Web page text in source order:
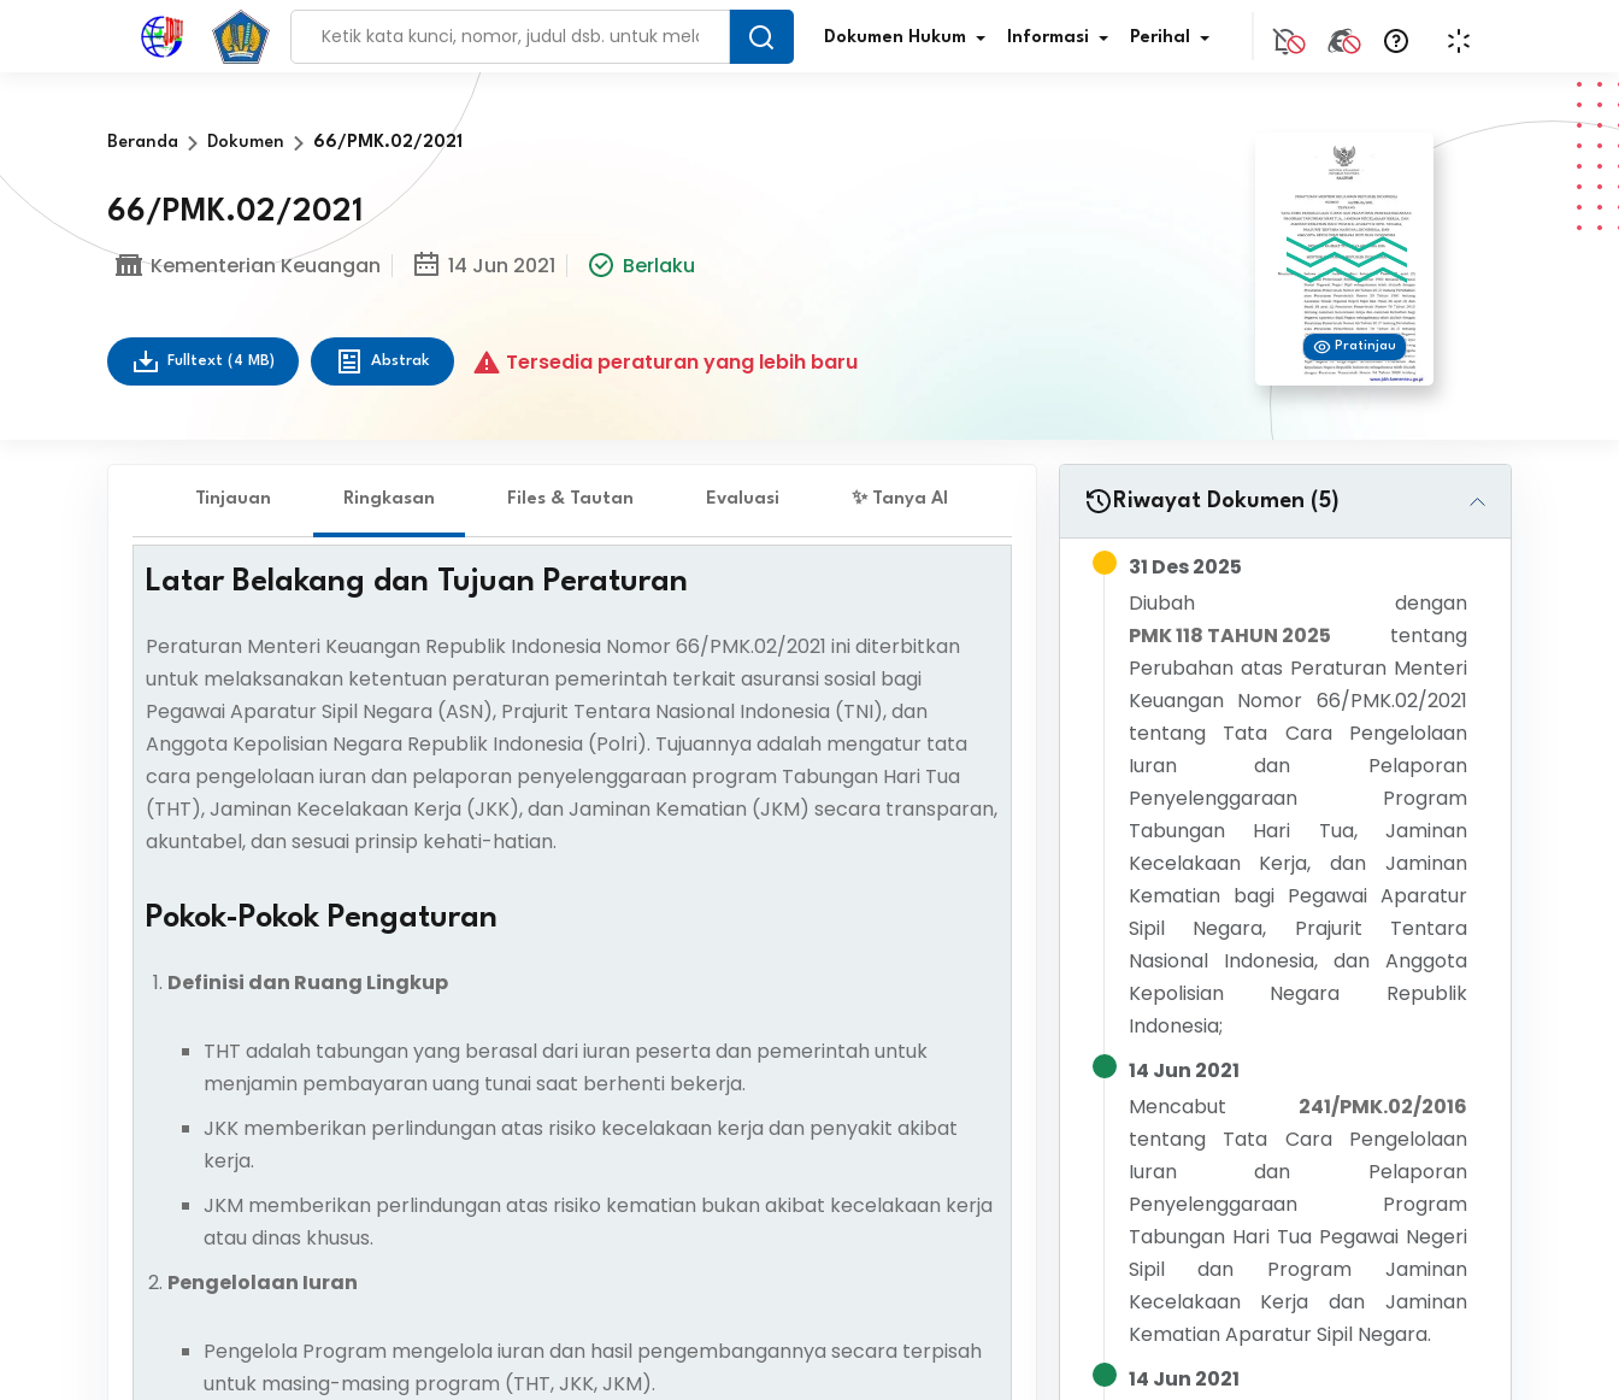
Dokumen Hukum Informasi
Simplifikasi Regulasi
Program Perencanaan
Penghargaan JDIH
Perihal
Beranda Dokumen 66/PMK.02/2021
66/PMK.02/2021
Kementerian Keuangan 14 Jun 2021 Berlaku
Fulltext (4 MB) Abstrak Tersedia peraturan yang lebih baru
Pratinjau
Tinjauan Ringkasan Files & Tautan Evaluasi ✨ Tanya AI
Latar Belakang dan Tujuan Peraturan
Peraturan Menteri Keuangan Republik Indonesia Nomor 66/PMK.02/2021 ini diterbitkan
untuk melaksanakan ketentuan peraturan pemerintah terkait asuransi sosial bagi
Pegawai Aparatur Sipil Negara (ASN), Prajurit Tentara Nasional Indonesia (TNI), dan
Anggota Kepolisian Negara Republik Indonesia (Polri). Tujuannya adalah mengatur tata
cara pengelolaan iuran dan pelaporan penyelenggaraan program Tabungan Hari Tua
(THT), Jaminan Kecelakaan Kerja (JKK), dan Jaminan Kematian (JKM) secara transparan,
akuntabel, dan sesuai prinsip kehati-hatian.
Pokok-Pokok Pengaturan
Definisi dan Ruang Lingkup
THT adalah tabungan yang berasal dari iuran peserta dan pemerintah untuk
menjamin pembayaran uang tunai saat berhenti bekerja.
JKK memberikan perlindungan atas risiko kecelakaan kerja dan penyakit akibat
kerja.
JKM memberikan perlindungan atas risiko kematian bukan akibat kecelakaan kerja
atau dinas khusus.
Pengelolaan Iuran
Pengelola Program mengelola iuran dan hasil pengembangannya secara terpisah
untuk masing-masing program (THT, JKK, JKM).
Riwayat Dokumen (5)
31 Des 2025
Diubah dengan
PMK 118 TAHUN 2025
tentang
Perubahan atas Peraturan Menteri
Keuangan Nomor 66/PMK.02/2021
tentang Tata Cara Pengelolaan
Iuran dan Pelaporan
Penyelenggaraan Program
Tabungan Hari Tua, Jaminan
Kecelakaan Kerja, dan Jaminan
Kematian bagi Pegawai Aparatur
Sipil Negara, Prajurit Tentara
Nasional Indonesia, dan Anggota
Kepolisian Negara Republik
Indonesia;
14 Jun 2021
Mencabut
241/PMK.02/2016
tentang Tata Cara Pengelolaan
Iuran dan Pelaporan
Penyelenggaraan Program
Tabungan Hari Tua Pegawai Negeri
Sipil dan Program Jaminan
Kecelakaan Kerja dan Jaminan
Kematian Aparatur Sipil Negara.
14 Jun 2021